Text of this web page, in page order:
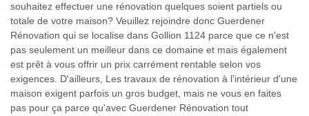
souhaitez effectuer une rénovation quelques soient partiels ou
totale de votre maison? Veuillez rejoindre donc Guerdener
Rénovation qui se localise dans Gollion 1124 parce que ce n'est
pas seulement un meilleur dans ce domaine et mais également
est prêt à vous offrir un prix carrément rentable selon vos
exigences. D'ailleurs, Les travaux de rénovation à l'intérieur d'une
maison exigent parfois un gros budget, mais ne vous en faites
pas pour ça parce qu'avec Guerdener Rénovation tout